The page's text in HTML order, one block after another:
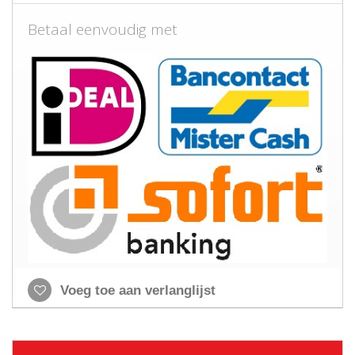
Betaal eenvoudig met
Voeg toe aan verlanglijst